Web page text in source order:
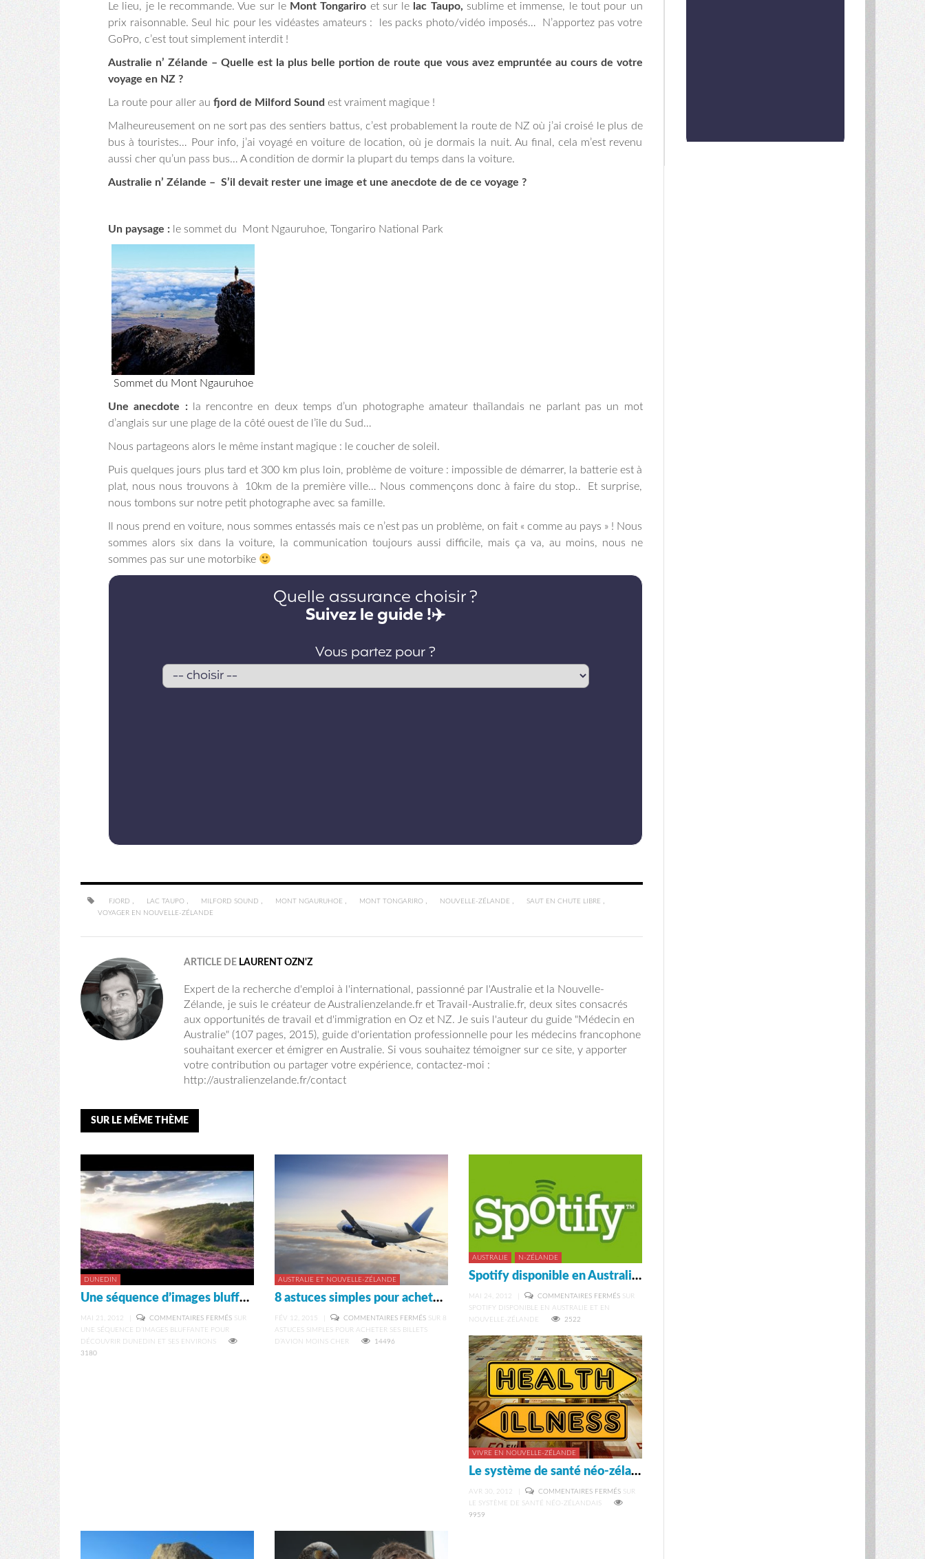
Le lieu, je le recommande. Vue sur le Mont Tongariro et sur le lac Taupo, sublime et immense, le tout pour un
prix raisonnable. Seul hic pour les vidéastes amateurs : les packs photo/vidéo imposés… N’apportez pas votre
GoPro, c’est tout simplement interdit !
Australie n’ Zélande – Quelle est la plus belle portion de route que vous avez empruntée au cours de votre
voyage en NZ ?
La route pour aller au fjord de Milford Sound est vraiment magique !
Malheureusement on ne sort pas des sentiers battus, c’est probablement la route de NZ où j’ai croisé le plus de
bus à touristes… Pour info, j’ai voyagé en voiture de location, où je dormais la nuit. Au final, cela m’est revenu
aussi cher qu’un pass bus… A condition de dormir la plupart du temps dans la voiture.
Australie n’ Zélande – S’il devait rester une image et une anecdote de de ce voyage ?
Un paysage : le sommet du Mont Ngauruhoe, Tongariro National Park
Sommet du Mont Ngauruhoe
Une anecdote :la rencontre en deux temps d’un photographe amateur thaïlandais ne parlant pas un mot
d’anglais sur une plage de la côté ouest de l’île du Sud…
Nous partageons alors le même instant magique : le coucher de soleil.
Puis quelques jours plus tard et 300 km plus loin, problème de voiture : impossible de démarrer, la batterie est à
plat, nous nous trouvons à 10km de la première ville… Nous commençons donc à faire du stop.. Et surprise,
nous tombons sur notre petit photographe avec sa famille.
Il nous prend en voiture, nous sommes entassés mais ce n’est pas un problème, on fait « comme au pays » ! Nous
sommes alors six dans la voiture, la communication toujours aussi difficile, mais ça va, au moins, nous ne
sommes pas sur une motorbike
FJORD , LAC TAUPO , MILFORD SOUND , MONT NGAURUHOE , MONT TONGARIRO , NOUVELLE-ZÉLANDE , SAUT EN CHUTE LIBRE ,
VOYAGER EN NOUVELLE-ZÉLANDE
ARTICLE DE LAURENT OZN'Z
Expert de la recherche d'emploi à l'international, passionné par l'Australie et la Nouvelle-
Zélande, je suis le créateur de Australienzelande.fr et Travail-Australie.fr, deux sites consacrés
aux opportunités de travail et d'immigration en Oz et NZ. Je suis l'auteur du guide "Médecin en
Australie" (107 pages, 2015), guide d'orientation professionnelle pour les médecins francophone
souhaitant exercer et émigrer en Australie. Si vous souhaitez témoigner sur ce site, y apporter
votre contribution ou partager votre expérience, contactez-moi :
http://australienzelande.fr/contact
SUR LE MÊME THÈME
DUNEDIN
Une séquence d’images bluffante pour découvrir Dunedin et ses environs
MAI 21, 2012 COMMENTAIRES FERMÉS SUR
UNE SÉQUENCE D’IMAGES BLUFFANTE POUR
DÉCOUVRIR DUNEDIN ET SES ENVIRONS
3180
AUSTRALIE ET NOUVELLE-ZÉLANDE
8 astuces simples pour acheter ses billets d’avion moins cher
FÉV 12, 2015 COMMENTAIRES FERMÉS SUR 8
ASTUCES SIMPLES POUR ACHETER SES BILLETS
D’AVION MOINS CHER
14496
AUSTRALIE N-ZÉLANDE
Spotify disponible en Australie et en Nouvelle-Zélande
MAI 24, 2012 COMMENTAIRES FERMÉS SUR
SPOTIFY DISPONIBLE EN AUSTRALIE ET EN
NOUVELLE-ZÉLANDE
2522
VIVRE EN NOUVELLE-ZÉLANDE
Le système de santé néo-zélandais
AVR 30, 2012 COMMENTAIRES FERMÉS SUR
LE SYSTÈME DE SANTÉ NÉO-ZÉLANDAIS
9959